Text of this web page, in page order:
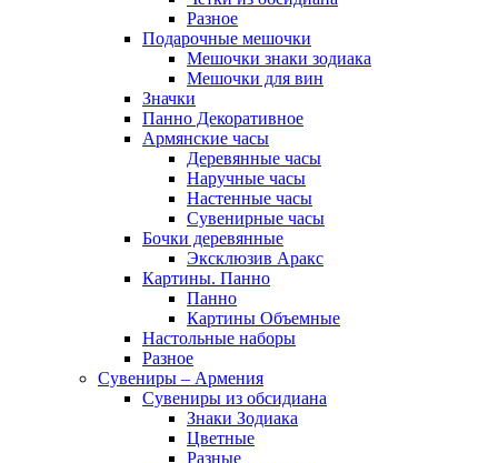
Разное
Подарочные мешочки
Мешочки знаки зодиака
Мешочки для вин
Значки
Панно Декоративное
Армянские часы
Деревянные часы
Наручные часы
Настенные часы
Сувенирные часы
Бочки деревянные
Эксклюзив Аракс
Картины. Панно
Панно
Картины Объемные
Настольные наборы
Разное
Сувениры – Армения
Сувениры из обсидиана
Знаки Зодиака
Цветные
Разные